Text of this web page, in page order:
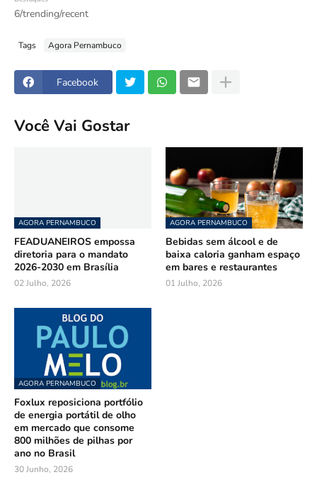
6/trending/recent
Tags Agora Pernambuco
Facebook
Você Vai Gostar
AGORA PERNAMBUCO
FEADUANEIROS empossa
diretoria para o mandato
2026-2030 em Brasília
02 Julho, 2026
AGORA PERNAMBUCO
Bebidas sem álcool e de
baixa caloria ganham espaço
em bares e restaurantes
01 Julho, 2026
AGORA PERNAMBUCO
Foxlux reposiciona portfólio
de energia portátil de olho
em mercado que consome
800 milhões de pilhas por
ano no Brasil
30 Junho, 2026